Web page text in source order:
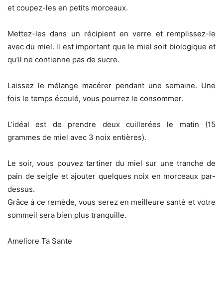
et coupez-les en petits morceaux.
Mettez-les dans un récipient en verre et remplissez-le
avec du miel. ll est important que le miel soit biologique et
qu’il ne contienne pas de sucre.
Laissez le mélange macérer pendant une semaine. Une
fois le temps écoulé, vous pourrez le consommer.
L’idéal est de prendre deux cuillerées le matin (15
grammes de miel avec 3 noix entières).
Le soir, vous pouvez tartiner du miel sur une tranche de
pain de seigle et ajouter quelques noix en morceaux par-
dessus.
Grâce à ce remède, vous serez en meilleure santé et votre
sommeil sera bien plus tranquille.
Ameliore Ta Sante